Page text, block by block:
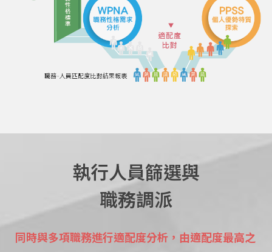
執行人員篩選與
職務調派
同時與多項職務進行適配度分析，由適配度最高之